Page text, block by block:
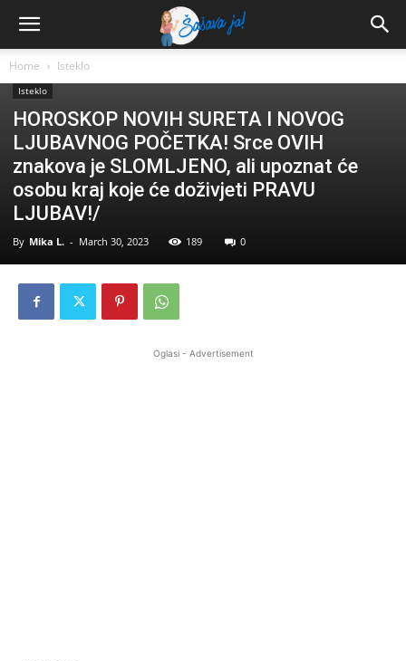
Home Isteklo
Isteklo
HOROSKOP NOVIH SURETA I NOVOG
LJUBAVNOG POČETKA! Srce OVIH
znakova je SLOMLJENO, ali upoznat će
osobu kraj koje će doživjeti PRAVU
LJUBAV!/
By Mika L. - March 30, 2023 189 0
Oglasi - Advertisement